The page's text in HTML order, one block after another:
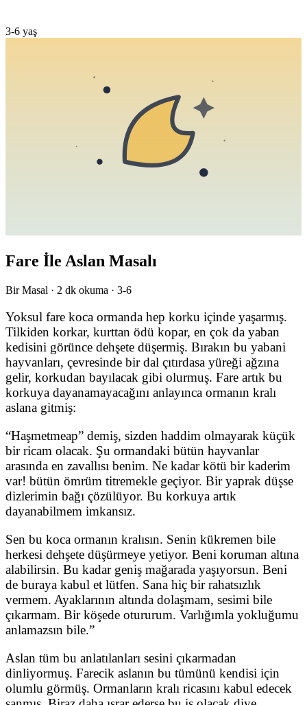
3-6 yaş
Fare İle Aslan Masalı
Bir Masal · 2 dk okuma · 3-6
Yoksul fare koca ormanda hep korku içinde yaşarmış.
Tilkiden korkar, kurttan ödü kopar, en çok da yaban
kedisini görünce dehşete düşermiş. Bırakın bu yabani
hayvanları, çevresinde bir dal çıtırdasa yüreği ağzına
gelir, korkudan bayılacak gibi olurmuş. Fare artık bu
korkuya dayanamayacağını anlayınca ormanın kralı
aslana gitmiş:
“Haşmetmeap” demiş, sizden haddim olmayarak küçük
bir ricam olacak. Şu ormandaki bütün hayvanlar
arasında en zavallısı benim. Ne kadar kötü bir kaderim
var! bütün ömrüm titremekle geçiyor. Bir yaprak düşse
dizlerimin bağı çözülüyor. Bu korkuya artık
dayanabilmem imkansız.
Sen bu koca ormanın kralısın. Senin kükremen bile
herkesi dehşete düşürmeye yetiyor. Beni koruman altına
alabilirsin. Bu kadar geniş mağarada yaşıyorsun. Beni
de buraya kabul et lütfen. Sana hiç bir rahatsızlık
vermem. Ayaklarının altında dolaşmam, sesimi bile
çıkarmam. Bir köşede otururum. Varlığımla yokluğumu
anlamazsın bile.”
Aslan tüm bu anlatılanları sesini çıkarmadan
dinliyormuş. Farecik aslanın bu tümünü kendisi için
olumlu görmüş. Ormanların kralı ricasını kabul edecek